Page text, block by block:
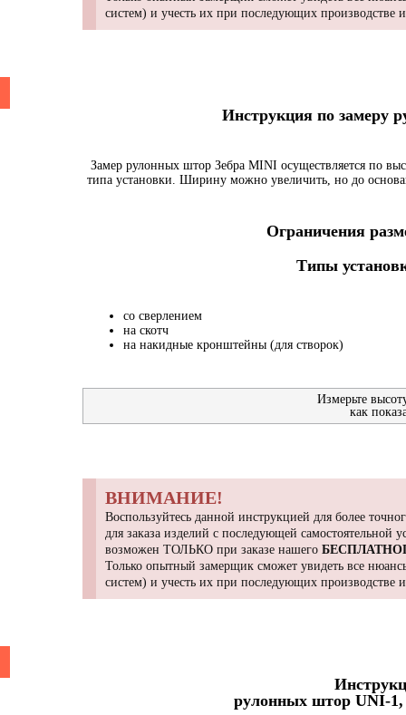
систем) и учесть их при последующих производстве
Инструкция по
Замер рулонных штор Зебра MINI осуществляется по
типа установки. Ширину можно увеличить, но до
Ограничения
Типы
со сверлением
на скотч
на накидные кронштейны (для створок)
Измерьте
как
ВНИМАНИЕ!
Воспользуйтесь данной инструкцией для более
для заказа изделий с последующей
возможен ТОЛЬКО при заказе нашего
Только опытный замерщик сможет увидеть все
систем) и учесть их при последующих производстве
рулонных штор UNI-